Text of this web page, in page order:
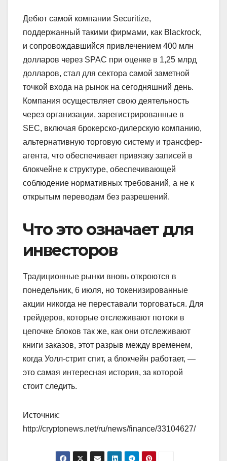
Дебют самой компании Securitize,
поддержанный такими фирмами, как Blackrock,
и сопровождавшийся привлечением 400 млн
долларов через SPAC при оценке в 1,25 млрд
долларов, стал для сектора самой заметной
точкой входа на рынок на сегодняшний день.
Компания осуществляет свою деятельность
через организации, зарегистрированные в
SEC, включая брокерско-дилерскую компанию,
альтернативную торговую систему и трансфер-
агента, что обеспечивает привязку записей в
блокчейне к структуре, обеспечивающей
соблюдение нормативных требований, а не к
открытым переводам без разрешений.
Что это означает для
инвесторов
Традиционные рынки вновь откроются в
понедельник, 6 июля, но токенизированные
акции никогда не переставали торговаться. Для
трейдеров, которые отслеживают потоки в
цепочке блоков так же, как они отслеживают
книги заказов, этот разрыв между временем,
когда Уолл-стрит спит, а блокчейн работает, —
это самая интересная история, за которой
стоит следить.
Источник:
http://cryptonews.net/ru/news/finance/33104627/